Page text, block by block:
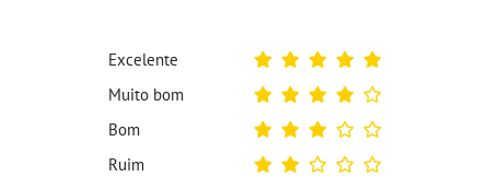
Excelente
Muito bom
Bom
Ruim